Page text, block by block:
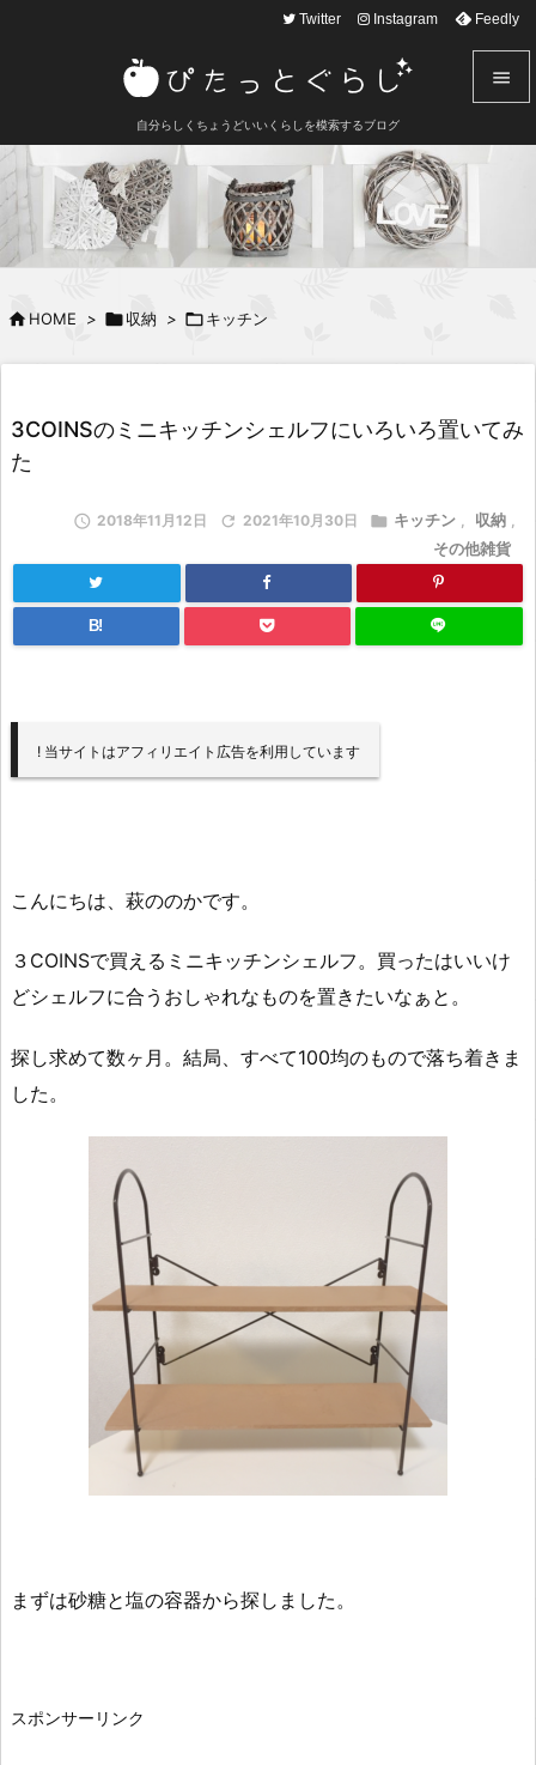
自分らしくちょうどいいくらしを模索するブログ


Twitter Instagram Feedly
 HOME > 収納 > キッチン
3COINSのミニキッチンシェルフにいろいろ置いてみ
た
 2018年11月12日  2021年10月30日  キッチン 収納
その他雑貨
B!
! 当サイトはアフィリエイト広告を利用しています
こんにちは、萩ののかです。
３COINSで買えるミニキッチンシェルフ。買ったはいいけ
どシェルフに合うおしゃれなものを置きたいなぁと。
探し求めて数ヶ月。結局、すべて100均のもので落ち着きま
した。
まずは砂糖と塩の容器から探しました。
スポンサーリンク